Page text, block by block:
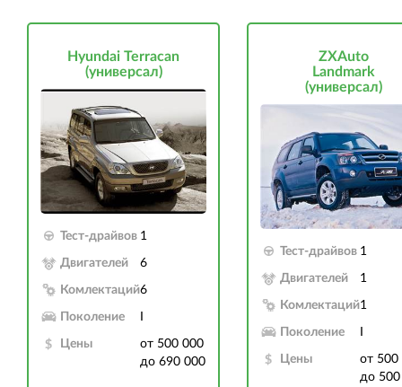
Hyundai Terracan
(универсал)
Тест-драйвов 1
Двигателей 6
Комлектаций6
Поколение
Цены
от 500 000
до 690 000
ZXAuto
Landmark
(универсал)
Тест-драйвов 1
Двигателей 1
Комлектаций1
Поколение
Цены
от 500
до